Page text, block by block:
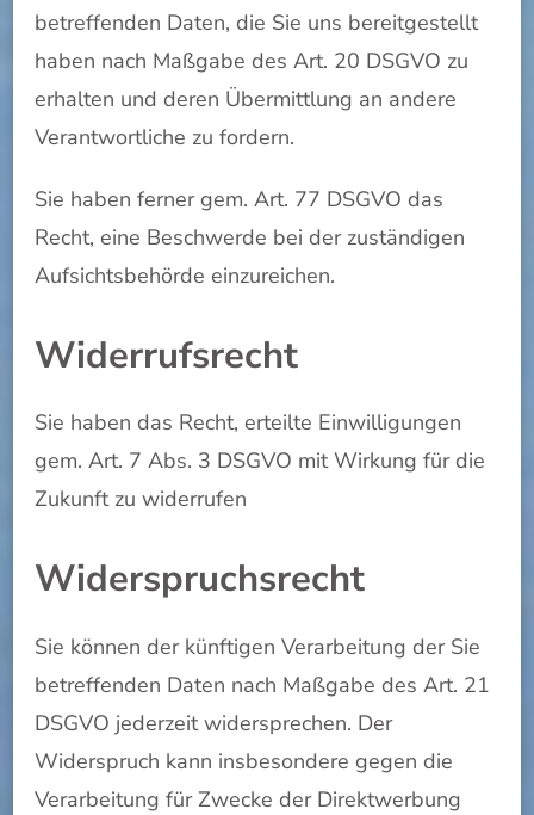
betreffenden Daten, die Sie uns bereitgestellt
haben nach Maßgabe des Art. 20 DSGVO zu
erhalten und deren Übermittlung an andere
Verantwortliche zu fordern.
Sie haben ferner gem. Art. 77 DSGVO das
Recht, eine Beschwerde bei der zuständigen
Aufsichtsbehörde einzureichen.
Widerrufsrecht
Sie haben das Recht, erteilte Einwilligungen
gem. Art. 7 Abs. 3 DSGVO mit Wirkung für die
Zukunft zu widerrufen
Widerspruchsrecht
Sie können der künftigen Verarbeitung der Sie
betreffenden Daten nach Maßgabe des Art. 21
DSGVO jederzeit widersprechen. Der
Widerspruch kann insbesondere gegen die
Verarbeitung für Zwecke der Direktwerbung